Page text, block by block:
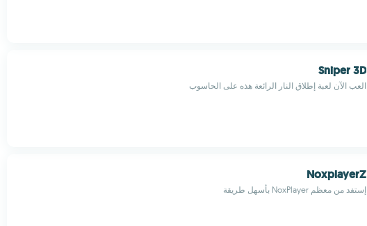
Sniper 3D
العب الآن لعبة إطلاق النار الرائعة هذه على الحاسوب
NoxplayerZ
إستفد من معظم NoxPlayer بأسهل طريقة